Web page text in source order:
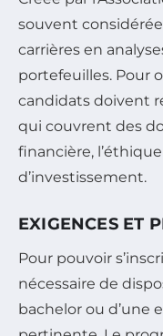
souvent
carrières en
portefeuilles. Pour
candidats doivent
qui couvrent des
financière,
d’investissement.
EXIGENCES ET
Pour pouvoir
nécessaire de
bachelor ou d’une